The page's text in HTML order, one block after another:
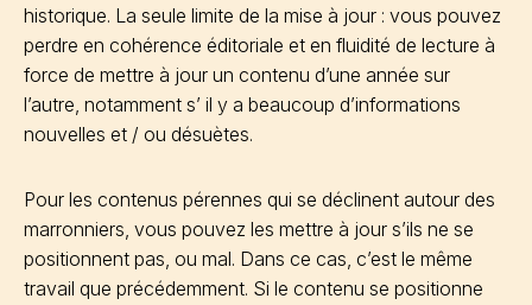
historique. La seule limite de la mise à jour : vous pouvez
perdre en cohérence éditoriale et en fluidité de lecture à
force de mettre à jour un contenu d’une année sur
l’autre, notamment s’ il y a beaucoup d’informations
nouvelles et / ou désuètes.
Pour les contenus pérennes qui se déclinent autour des
marronniers, vous pouvez les mettre à jour s’ils ne se
positionnent pas, ou mal. Dans ce cas, c’est le même
travail que précédemment. Si le contenu se positionne